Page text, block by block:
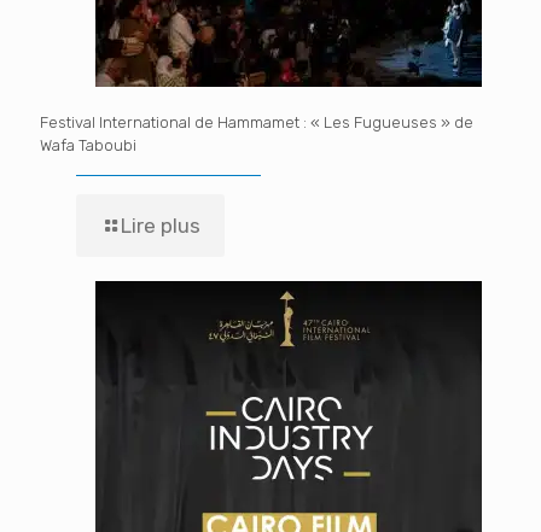
Festival International de Hammamet : « Les Fugueuses » de
Wafa Taboubi
Lire plus